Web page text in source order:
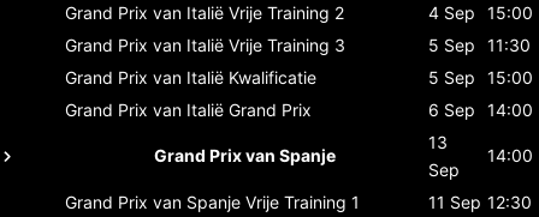
Grand Prix van Italië Vrije Training 2 4 Sep
15:00
Grand Prix van Italië Vrije Training 3 5 Sep
11:30
Grand Prix van Italië Kwalificatie 5 Sep
15:00
Grand Prix van Italië Grand Prix 6 Sep 14:00
Grand Prix van Spanje
13
Sep
14:00
Grand Prix van Spanje Vrije Training 1 11 Sep 12:30